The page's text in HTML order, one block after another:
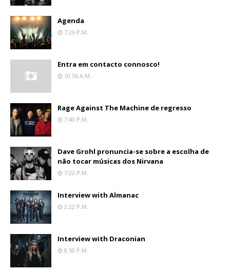
Agenda
7:26 P.m.
Entra em contacto connosco!
10:56 A.m.
Rage Against The Machine de regresso
7:40 P.m.
Dave Grohl pronuncia-se sobre a escolha de
não tocar músicas dos Nirvana
7:22 P.m.
Interview with Almanac
2:22 P.m.
Interview with Draconian
8:50 P.m.